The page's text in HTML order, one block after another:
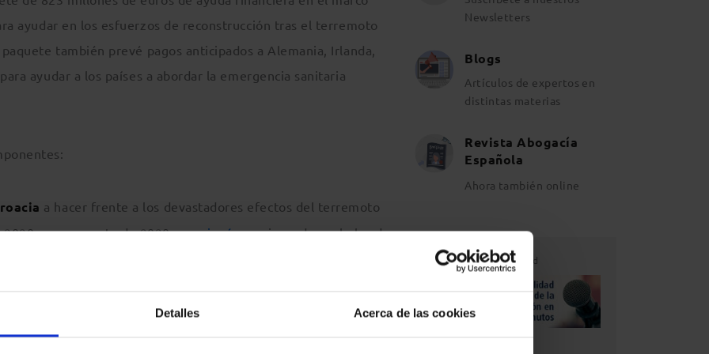
Detalles Acerca de las cookies
ayudar en los esfuerzos de reconstrucción tras el terremoto
también prevé pagos anticipados a Alemania, Irlanda,
ayudar a los países a abordar la emergencia sanitaria
a hacer frente a los devastadores efectos del terremoto
ya en agosto de 2020, seasignóun primer desembolso de
aPoloniaen sus esfuerzos de reconstrucción tras las
junio de este año;
Newsletters
Blogs
Artículos de expertos en
distintas materias
Revista Abogacía
Española
Ahora también online
Publicidad